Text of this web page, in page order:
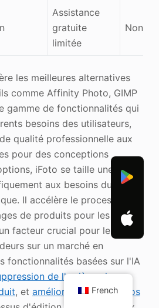
Assistance
gratuite
limitée
Non
les meilleures alternatives
comme Affinity Photo, GIMP
gamme de fonctionnalités qui
besoins des utilisateurs,
qualité professionnelle aux
pour des conceptions
iFoto se taille une place
aux besoins du
Il accélère le processus de
de produits pour les
facteur crucial pour les
sur un marché en
fonctionnalités basées sur l'IA
de l'arrière-plan,
, et amélioration des photos
French